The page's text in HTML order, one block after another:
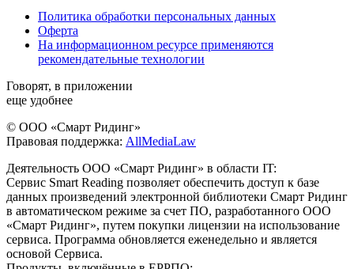
Политика обработки персональных данных
Оферта
На информационном ресурсе применяются
рекомендательные технологии
Говорят, в приложении
еще удобнее
© ООО «Смарт Ридинг»
Правовая поддержка: AllMediaLaw
Деятельность ООО «Смарт Ридинг» в области IT:
Сервис Smart Reading позволяет обеспечить доступ к базе
данных произведений электронной библиотеки Смарт Ридинг
в автоматическом режиме за счет ПО, разработанного ООО
«Смарт Ридинг», путем покупки лицензии на использование
сервиса. Программа обновляется еженедельно и является
основой Сервиса.